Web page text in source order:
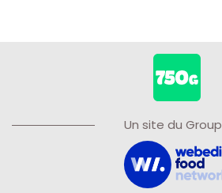
Un site du